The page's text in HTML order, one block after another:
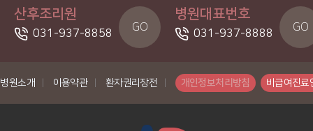
산후조리원
031-937-8858 GO
병원대표번호
031-937-8888 GO
병원소개 이용약관 환자권리장전 개인정보처리방침 비급여진료